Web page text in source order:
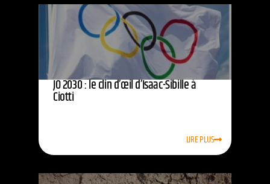
JO 2030 : le clin d’œil d’Isaac-Sibille à
Ciotti
LIRE PLUS